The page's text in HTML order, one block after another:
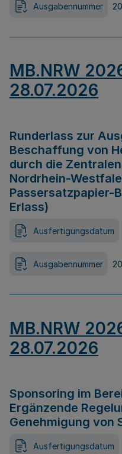
Ausgabennummer
MB.NRW
28.07.2026
Runderlass zur
Beschaffung von
durch die
Nordrhein-
Passersatzpapier-
Erlass)
Ausfertigungsdatum
Ausgabennummer
MB.NRW
28.07.2026
Sponsoring im
Ergänzende
Genehmigung von
Ausfertigungsdatum